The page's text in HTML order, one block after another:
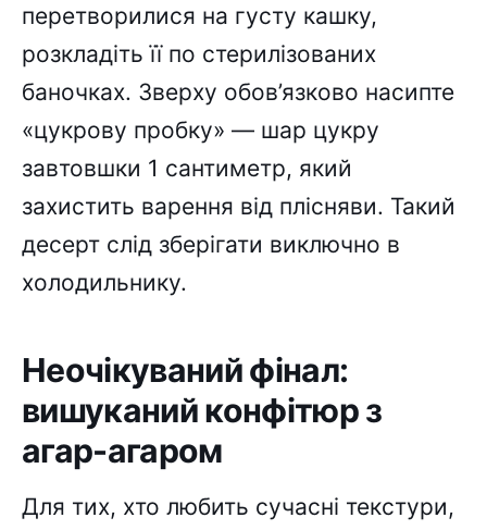
перетворилися на густу кашку,
розкладіть її по стерилізованих
баночках. Зверху обов’язково насипте
«цукрову пробку» — шар цукру
завтовшки 1 сантиметр, який
захистить варення від плісняви. Такий
десерт слід зберігати виключно в
холодильнику.
Неочікуваний фінал:
вишуканий конфітюр з
агар-агаром
Для тих, хто любить сучасні текстури,